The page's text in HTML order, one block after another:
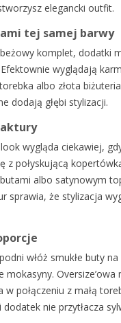
elegancki outfit.
tej samej barwy
beżowy komplet, dodatki
wyglądają
albo złota
dodają głębi stylizacji.
wygląda ciekawiej,
z połyskującą
albo satynowym
sprawia, że stylizacja
włóż smukłe buty
mokasyny. Oversize’owa
w połączeniu z małą
dodatek nie przytłacza